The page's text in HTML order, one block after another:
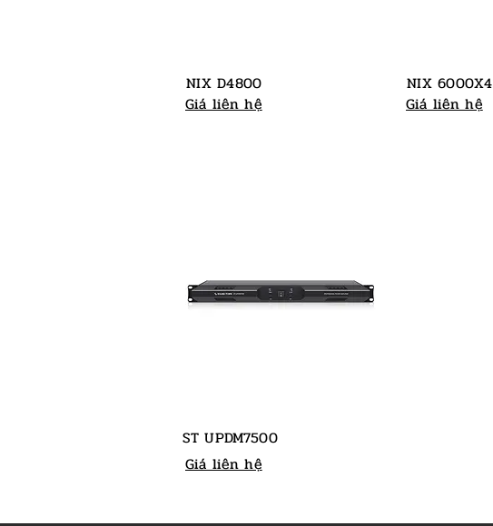
Giá liên hệ
NIX D4800
Giá liên hệ
NIX 6000X4
ST UPDM7500
Giá liên hệ